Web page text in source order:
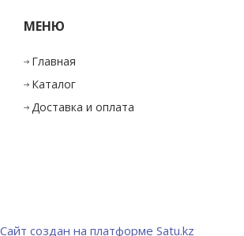
МЕНЮ
Главная
Каталог
Доставка и оплата
Сайт создан на платформе Satu.kz